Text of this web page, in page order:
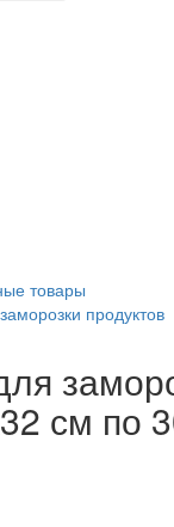
товары
продуктов
см по